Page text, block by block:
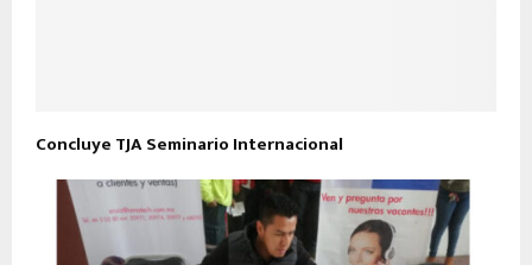
Concluye TJA Seminario Internacional